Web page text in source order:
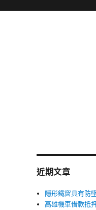
近期文章
隱形鐵窗具有防
高雄機車借款抵